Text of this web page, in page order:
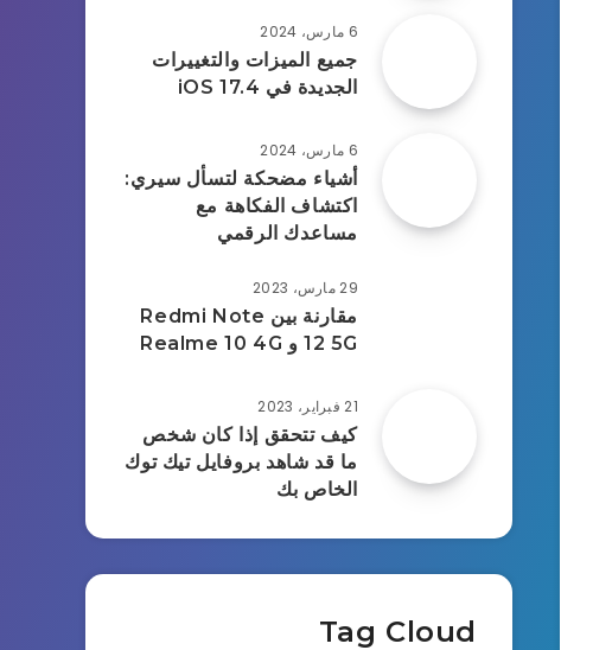
6 مارس، 2024
جميع الميزات والتغييرات
الجديدة في iOS 17.4
6 مارس، 2024
أشياء مضحكة لتسأل سيري:
اكتشاف الفكاهة مع
مساعدك الرقمي
29 مارس، 2023
مقارنة بين Redmi Note
12 5G و Realme 10 4G
21 فبراير، 2023
كيف تتحقق إذا كان شخص
ما قد شاهد بروفايل تيك توك
الخاص بك
Tag Cloud